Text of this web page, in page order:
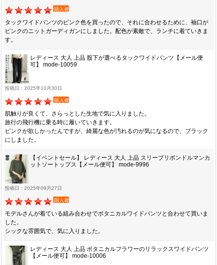
購入者
タックワイドパンツのピンク色を買ったので、それに合わせるために、袖口が
ピンクのニットガーディガンにしました。配色が素敵で、ランチに着ていきま
す。
レディース 大人 上品 股下が選べるタックワイドパンツ【メール便
可】 mode-10059
投稿日：2025年10月30日
購入者
肌触りが良くて、さらっとした生地で気に入りました。
旅行の飛行機に乗る時に履いていきます。
ピンクが欲しかったんですが、綺麗な色が汚れるのが気になるので、ブラック
にしました。
【イベントセール】 レディース 大人 上品 スリーブリボンドルマンカ
ットソートップス【メール便可】 mode-9996
投稿日：2025年09月27日
購入者
モデルさんが着ている組み合わせでボタニカルワイドパンツと合わせて買いま
した。
シックな雰囲気で、気に入りました。
レディース 大人 上品 ボタニカルフラワーのリラックスワイドパンツ
【メール便可】 mode-10006